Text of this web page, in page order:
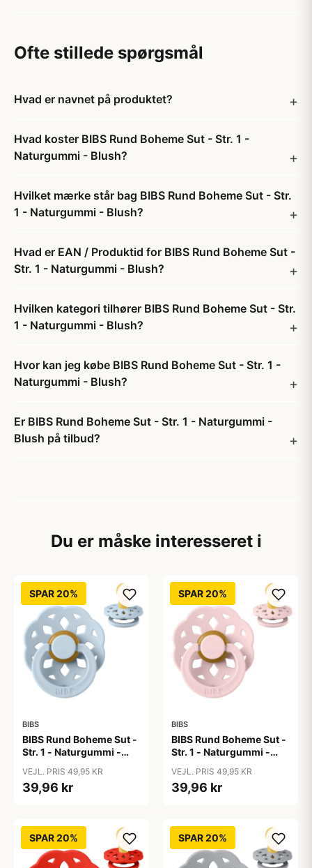
Ofte stillede spørgsmål
Hvad er navnet på produktet?
Hvad koster BIBS Rund Boheme Sut - Str. 1 -
Naturgummi - Blush?
Hvilket mærke står bag BIBS Rund Boheme Sut - Str.
1 - Naturgummi - Blush?
Hvad er EAN / Produktid for BIBS Rund Boheme Sut -
Str. 1 - Naturgummi - Blush?
Hvilken kategori tilhører BIBS Rund Boheme Sut - Str.
1 - Naturgummi - Blush?
Hvor kan jeg købe BIBS Rund Boheme Sut - Str. 1 -
Naturgummi - Blush?
Er BIBS Rund Boheme Sut - Str. 1 - Naturgummi -
Blush på tilbud?
Du er måske interesseret i
SPAR 20%
BIBS
BIBS Rund Boheme Sut -
Str. 1 - Naturgummi -
VEJL. PRIS 49,95 KR
39,96 kr
SPAR 20%
BIBS
BIBS Rund Boheme Sut -
Str. 1 - Naturgummi -
VEJL. PRIS 49,95 KR
39,96 kr
SPAR 20% SPAR 20%